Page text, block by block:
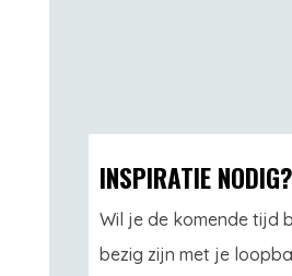
INSPIRATIE NODIG?
Wil je de komende tijd
bezig zijn met je